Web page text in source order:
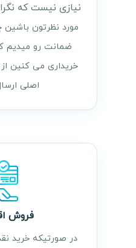
نیازی نیست که
مورد نظرتون
ضمانت رو میدیم
خریداری می کنین
اصلی
فروش
در صورتیکه خرید